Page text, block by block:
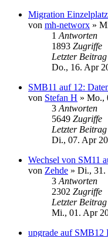
Migration
von mh-networx »
1 Antworten
1893 Zugriffe
Letzter Beitrag
Do., 16. Apr
SMB11 auf 12:
von Stefan H » Mo.,
3 Antworten
5649 Zugriffe
Letzter Beitrag
Di., 07. Apr
Wechsel von SM11
von Zehde » Di., 31.
3 Antworten
2302 Zugriffe
Letzter Beitrag
Mi., 01. Apr
upgrade auf